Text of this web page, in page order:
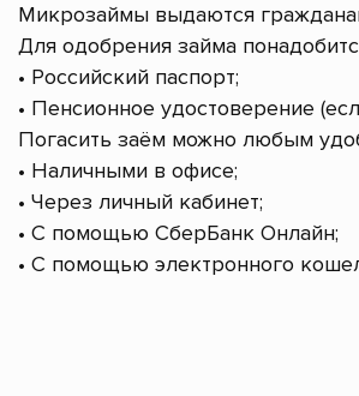
Микрозаймы выдаются
Для одобрения займа
• Российский паспорт;
• Пенсионное удостоверение
Погасить заём можно любым
• Наличными в офисе;
• Через личный кабинет;
• С помощью СберБанк Онлайн;
• С помощью электронного